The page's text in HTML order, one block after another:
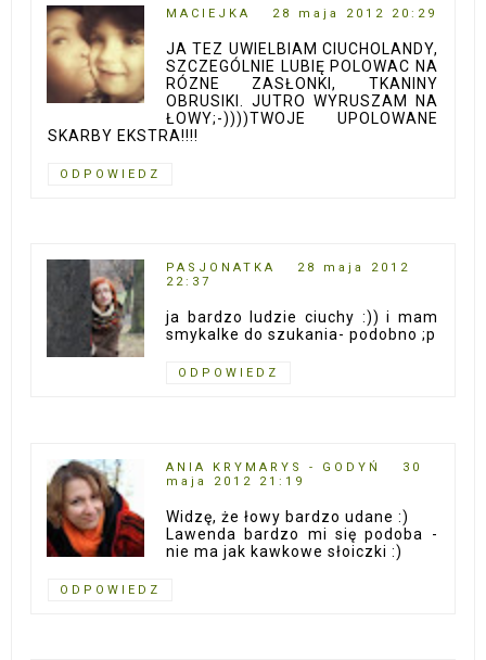
MACIEJKA 28 maja 2012 20:29
JA TEZ UWIELBIAM CIUCHOLANDY,
SZCZEGÓLNIE LUBIĘ POLOWAC NA
RÓZNE ZASŁONKI, TKANINY
OBRUSIKI. JUTRO WYRUSZAM NA
ŁOWY;-))))TWOJE UPOLOWANE
SKARBY EKSTRA!!!!
ODPOWIEDZ
PASJONATKA
28 maja 2012
22:37
ja bardzo ludzie ciuchy :)) i mam
smykalke do szukania- podobno ;p
ODPOWIEDZ
ANIA KRYMARYS - GODYŃ
30
maja 2012 21:19
Widzę, że łowy bardzo udane :)
Lawenda bardzo mi się podoba -
nie ma jak kawkowe słoiczki :)
ODPOWIEDZ